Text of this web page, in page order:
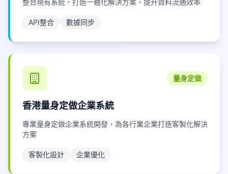
整合現有系統，打造一體化解決方案，提升資料流通效率
API整合 數據同步
量身定做
香港量身定做企業系統
專業量身定做企業系統開發，為各行業企業打造客製化解決
方案
客製化設計 企業優化